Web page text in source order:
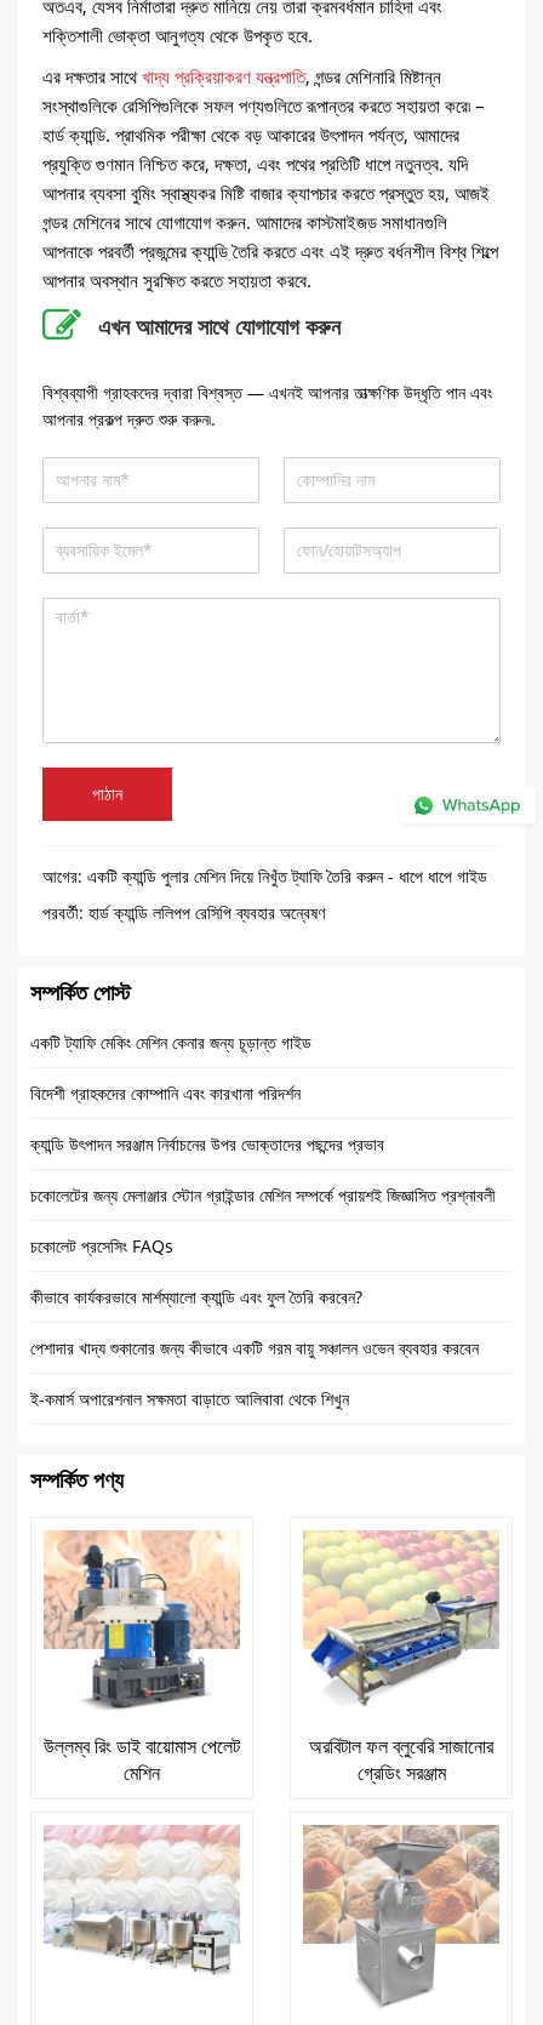
অতএব, যেসব নির্মাতারা দ্রুত মানিয়ে নেয় তারা ক্রমবর্ধমান চাহিদা এবং
শক্তিশালী ভোক্তা আনুগত্য থেকে উপকৃত হবে.
এর দক্ষতার সাথেখাদ্য প্রক্রিয়াকরণ যন্ত্রপাতি, গন্ডর মেশিনারি মিষ্টান্ন
সংস্থাগুলিকে রেসিপিগুলিকে সফল পণ্যগুলিতে রূপান্তর করতে সহায়তা করে৷ –
হার্ড ক্যান্ডি. প্রাথমিক পরীক্ষা থেকে বড় আকারের উৎপাদন পর্যন্ত, আমাদের
প্রযুক্তি গুণমান নিশ্চিত করে, দক্ষতা, এবং পথের প্রতিটি ধাপে নতুনত্ব. যদি
আপনার ব্যবসা বুমিং স্বাস্থ্যকর মিষ্টি বাজার ক্যাপচার করতে প্রস্তুত হয়, আজই
গন্ডর মেশিনের সাথে যোগাযোগ করুন. আমাদের কাস্টমাইজড সমাধানগুলি
আপনাকে পরবর্তী প্রজন্মের ক্যান্ডি তৈরি করতে এবং এই দ্রুত বর্ধনশীল বিশ্ব শিল্পে
আপনার অবস্থান সুরক্ষিত করতে সহায়তা করবে.
এখন আমাদের সাথে যোগাযোগ করুন
বিশ্বব্যাপী গ্রাহকদের দ্বারা বিশ্বস্ত — এখনই আপনার তাত্ক্ষণিক উদ্ধৃতি পান এবং
আপনার প্রকল্প দ্রুত শুরু করুন৷.
পাঠান
আগের: একটি ক্যান্ডি পুলার মেশিন দিয়ে নিখুঁত ট্যাফি তৈরি করুন - ধাপে ধাপে গাইড
পরবর্তী: হার্ড ক্যান্ডি ললিপপ রেসিপি ব্যবহার অন্বেষণ
সম্পর্কিত পোস্ট
একটি ট্যাফি মেকিং মেশিন কেনার জন্য চূড়ান্ত গাইড
বিদেশী গ্রাহকদের কোম্পানি এবং কারখানা পরিদর্শন
ক্যান্ডি উৎপাদন সরঞ্জাম নির্বাচনের উপর ভোক্তাদের পছন্দের প্রভাব
চকোলেটের জন্য মেলাঞ্জার স্টোন গ্রাইন্ডার মেশিন সম্পর্কে প্রায়শই জিজ্ঞাসিত প্রশ্নাবলী
চকোলেট প্রসেসিং FAQs
কীভাবে কার্যকরভাবে মার্শম্যালো ক্যান্ডি এবং ফুল তৈরি করবেন?
পেশাদার খাদ্য শুকানোর জন্য কীভাবে একটি গরম বায়ু সঞ্চালন ওভেন ব্যবহার করবেন
ই-কমার্স অপারেশনাল সক্ষমতা বাড়াতে আলিবাবা থেকে শিখুন
সম্পর্কিত পণ্য
উল্লম্ব রিং ডাই বায়োমাস পেলেট
মেশিন
অরবিটাল ফল ব্লুবেরি সাজানোর
গ্রেডিং সরঞ্জাম